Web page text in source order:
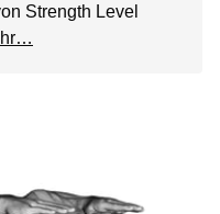
Strength Level